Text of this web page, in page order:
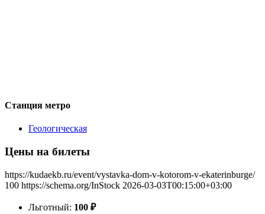
Станция метро
Геологическая
Цены на билеты
https://kudaekb.ru/event/vystavka-dom-v-kotorom-v-ekaterinburge/
100 https://schema.org/InStock 2026-03-03T00:15:00+03:00
Льготный: 100 ₽